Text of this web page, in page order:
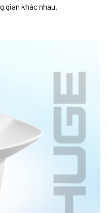
gian khác nhau.